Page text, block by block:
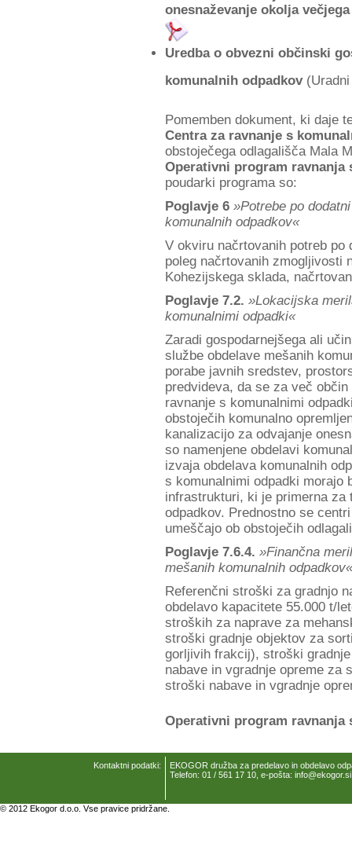
onesnaževanje okolja
Uredba o obvezni občinski
komunalnih odpadkov(Uradni
Pomemben dokument, ki daje
Centra za ravnanje s
obstoječega odlagališča Mala
Operativni program ravnanja
poudarki programa so:
Poglavje 6 »Potrebe po
komunalnih odpadkov«
V okviru načrtovanih potreb
poleg načrtovanih zmogljivosti
Kohezijskega sklada,
Poglavje 7.2. »Lokacijska
komunalnimi odpadki«
Zaradi gospodarnejšega ali
službe obdelave mešanih
porabe javnih sredstev,
predvideva, da se za več
ravnanje s komunalnimi
obstoječih komunalno
kanalizacijo za odvajanje
so namenjene obdelavi
izvaja obdelava komunalnih
s komunalnimi odpadki morajo
infrastrukturi, ki je primerna za
odpadkov. Prednostno se
umeščajo ob obstoječih
Poglavje 7.6.4. »Finančna
mešanih komunalnih odpadkov«
Referenčni stroški za gradnjo
obdelavo kapacitete 55.000 t/
stroških za naprave za
stroški gradnje objektov za
gorljivih frakcij), stroški
nabave in vgradnje opreme za
stroški nabave in vgradnje
Operativni program
Kontaktni podatki:
EKOGOR družba za predelavo in obdelavo
Telefon: 01 / 561 17 10, e-pošta: info@ekogor.si
© 2012 Ekogor d.o.o. Vse pravice pridržane.